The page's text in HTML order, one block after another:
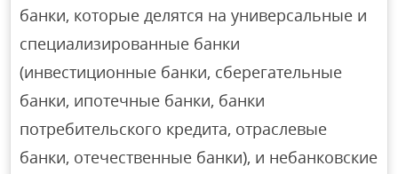
банки, которые делятся на универсальные и
специализированные банки
(инвестиционные банки, сберегательные
банки, ипотечные банки, банки
потребительского кредита, отраслевые
банки, отечественные банки), и небанковские